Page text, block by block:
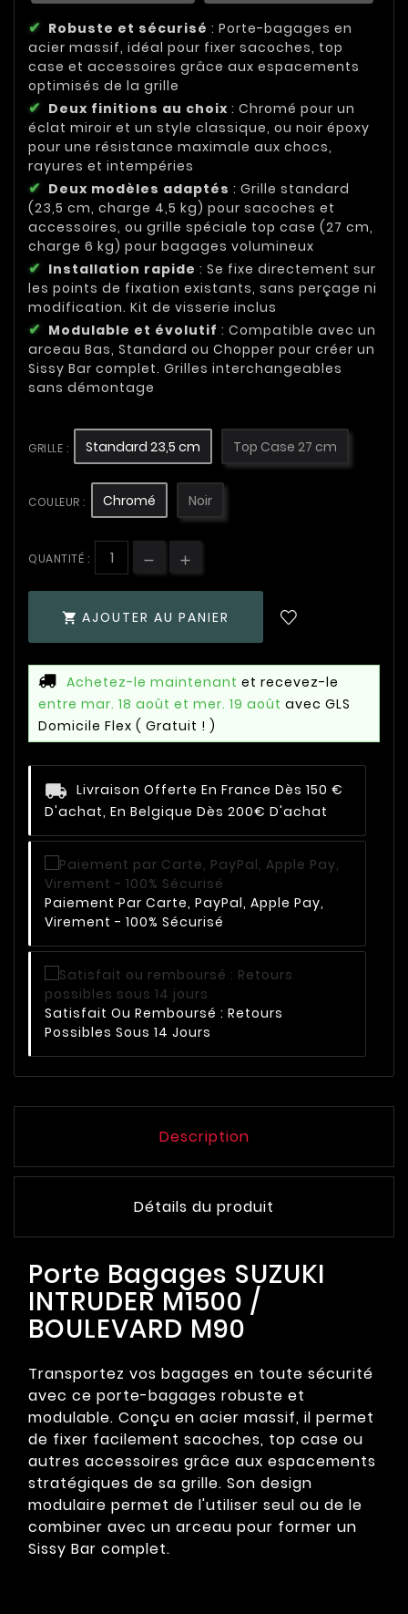
Robuste et sécurisé : Porte-bagages en
acier massif, idéal pour fixer sacoches, top
case et accessoires grâce aux espacements
optimisés de la grille
Deux finitions au choix : Chromé pour un
éclat miroir et un style classique, ou noir époxy
pour une résistance maximale aux chocs,
rayures et intempéries
Deux modèles adaptés : Grille standard
(23,5 cm, charge 4,5 kg) pour sacoches et
accessoires, ou grille spéciale top case (27 cm,
charge 6 kg) pour bagages volumineux
Installation rapide : Se fixe directement sur
les points de fixation existants, sans perçage ni
modification. Kit de visserie inclus
Modulable et évolutif : Compatible avec un
arceau Bas, Standard ou Chopper pour créer un
Sissy Bar complet. Grilles interchangeables
sans démontage
GRILLE : Standard 23,5 cm Top Case 27 cm
COULEUR : Chromé Noir
QUANTITÉ :
 AJOUTER AU PANIER
Achetez-le maintenant et recevez-le
entre mar. 18 août et mer. 19 août avec GLS
Domicile Flex ( Gratuit ! )
Livraison Offerte En France Dès 150 €
D'achat, En Belgique Dès 200€ D'achat
Paiement Par Carte, PayPal, Apple Pay,
Virement - 100% Sécurisé
Satisfait Ou Remboursé : Retours
Possibles Sous 14 Jours
Description
Détails du produit
Porte Bagages SUZUKI
INTRUDER M1500 /
BOULEVARD M90
Transportez vos bagages en toute sécurité
avec ce porte-bagages robuste et
modulable. Conçu en acier massif, il permet
de fixer facilement sacoches, top case ou
autres accessoires grâce aux espacements
stratégiques de sa grille. Son design
modulaire permet de l'utiliser seul ou de le
combiner avec un arceau pour former un
Sissy Bar complet.